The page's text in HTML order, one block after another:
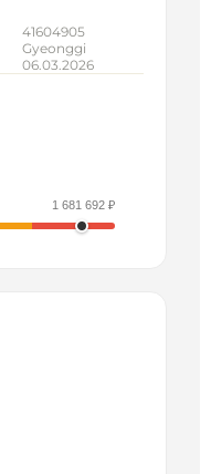
41604905
Gyeonggi
06.03.2026
1 681 692 ₽